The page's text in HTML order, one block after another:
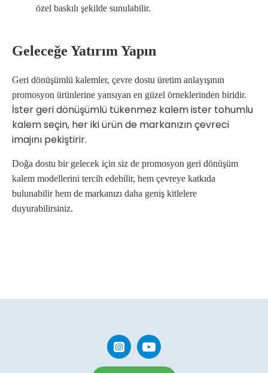
özel baskılı şekilde sunulabilir.
Geleceğe Yatırım Yapın
Geri dönüşümlü kalemler, çevre dostu üretim anlayışının
promosyon ürünlerine yansıyan en güzel örneklerinden biridir.
İster geri dönüşümlü tükenmez kalem ister tohumlu
kalem seçin, her iki ürün de markanızın çevreci
imajını pekiştirir.
Doğa dostu bir gelecek için siz de promosyon geri dönüşüm
kalem modellerini tercih edebilir, hem çevreye katkıda
bulunabilir hem de markanızı daha geniş kitlelere
duyurabilirsiniz.